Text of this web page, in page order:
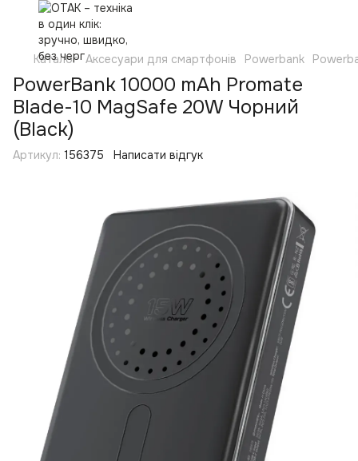
Каталог Аксесуари для смартфонів Powerbank
PowerBank 10000 mAh Promate
Blade-10 MagSafe 20W Чорний
(Black)
Артикул: 156375 Написати відгук